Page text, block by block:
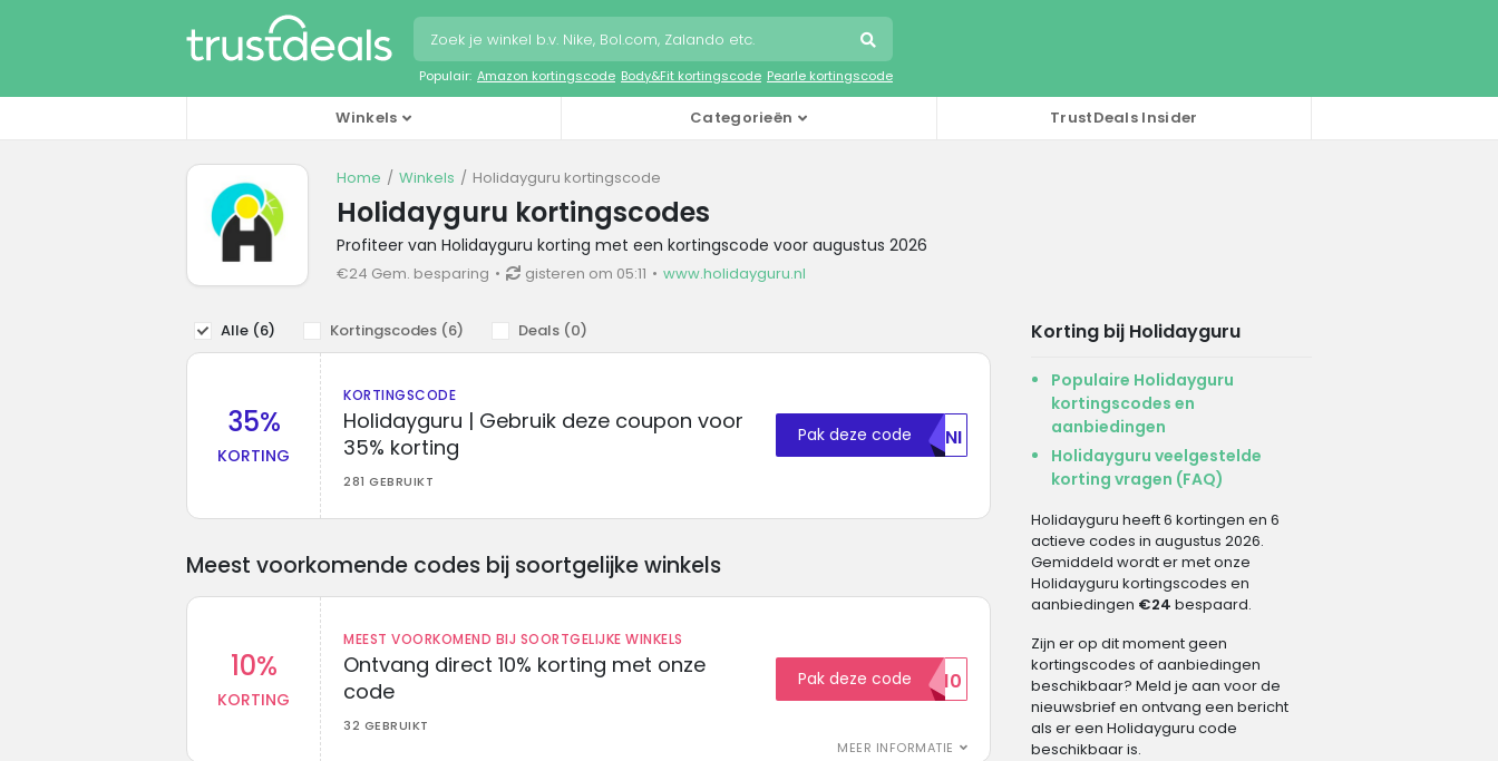
Populair: Amazon kortingscode Body&Fit kortingscode Pearle kortingscode
Winkels Categorieën TrustDeals Insider
Home Winkels Holidayguru kortingscode
Holidayguru kortingscodes
Profiteer van Holidayguru korting met een kortingscode voor augustus 2026
€24 Gem. besparing gisteren om 05:11 www.holidayguru.nl
Alle (6) Kortingscodes (6) Deals (0)
35%
KORTING
KORTINGSCODE
Holidayguru | Gebruik deze coupon voor
35% korting
281 GEBRUIKT
Pak deze code TLNI
Meest voorkomende codes bij soortgelijke winkels
10%
KORTING
MEEST VOORKOMEND BIJ SOORTGELIJKE WINKELS
Ontvang direct 10% korting met onze
code
32 GEBRUIKT
MEER INFORMATIE
Pak deze codeEXTRA10
Korting bij Holidayguru
Populaire Holidayguru
kortingscodes en
aanbiedingen
Holidayguru veelgestelde
korting vragen (FAQ)
Holidayguru heeft 6 kortingen en 6
actieve codes in augustus 2026.
Gemiddeld wordt er met onze
Holidayguru kortingscodes en
aanbiedingen €24 bespaard.
Zijn er op dit moment geen
kortingscodes of aanbiedingen
beschikbaar? Meld je aan voor de
nieuwsbrief en ontvang een bericht
als er een Holidayguru code
beschikbaar is.